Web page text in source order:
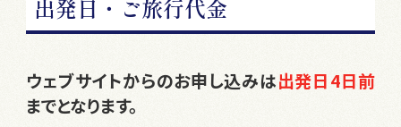
出発日・ご旅行代金
ウェブサイトからのお申し込みは出発日4日前
までとなります。